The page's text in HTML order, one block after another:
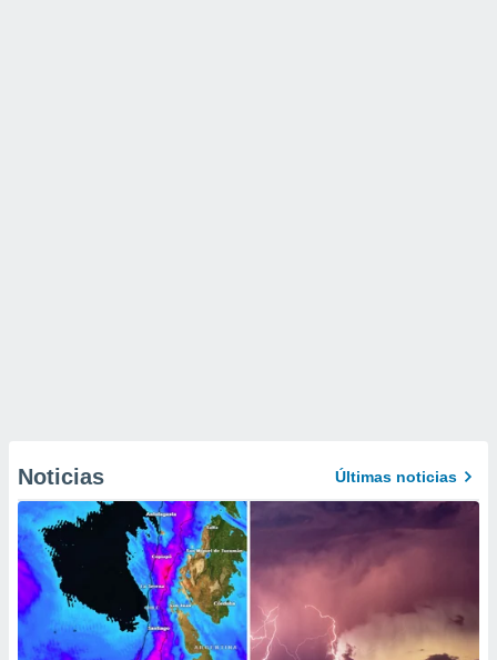
Noticias Últimas noticias